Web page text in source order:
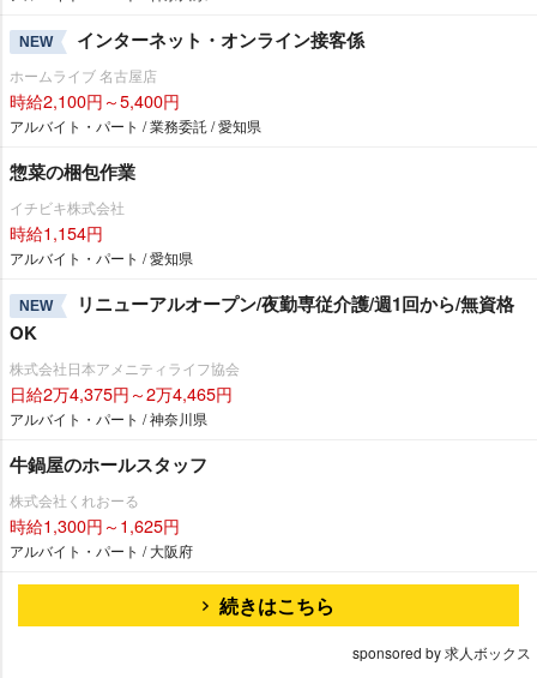
NEW インターネット・オンライン接客係
ホームライブ 名古屋店
時給2,100円～5,400円
アルバイト・パート / 業務委託 / 愛知県
惣菜の梱包作業
イチビキ株式会社
時給1,154円
アルバイト・パート / 愛知県
NEW
リニューアルオープン/夜勤専従介護/週1回から/無資格
OK
株式会社日本アメニティライフ協会
日給2万4,375円～2万4,465円
アルバイト・パート / 神奈川県
牛鍋屋のホールスタッフ
株式会社くれおーる
時給1,300円～1,625円
アルバイト・パート / 大阪府
続きはこちら
sponsored by 求人ボックス